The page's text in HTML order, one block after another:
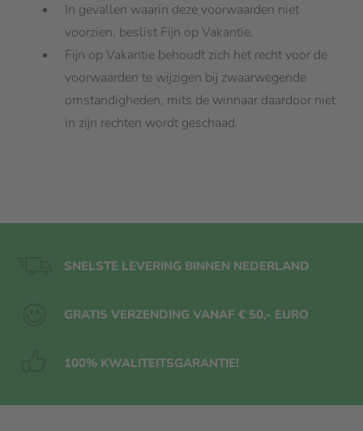
In gevallen waarin deze voorwaarden niet
voorzien, beslist Fijn op Vakantie.
Fijn op Vakantie behoudt zich het recht voor de
voorwaarden te wijzigen bij zwaarwegende
omstandigheden, mits de winnaar daardoor niet
in zijn rechten wordt geschaad.
SNELSTE LEVERING BINNEN NEDERLAND
GRATIS VERZENDING VANAF € 50,- EURO
100% KWALITEITSGARANTIE!